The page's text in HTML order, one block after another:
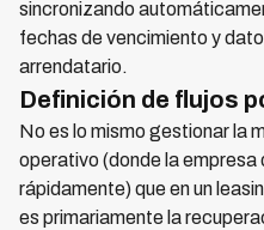
sincronizando
fechas de vencimiento y
arrendatario.
Definición de flujos
No es lo mismo gestionar la
operativo (donde la empresa
rápidamente) que en un
es primariamente la